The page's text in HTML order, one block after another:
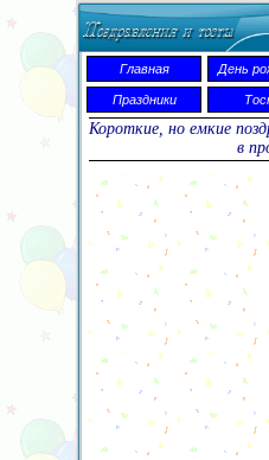
Главная День
Праздники
Короткие, но емкие
в